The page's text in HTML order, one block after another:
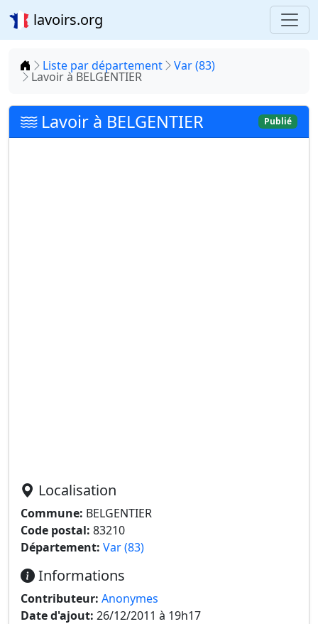
lavoirs.org
Accueil
Liste par département Var (83)
Lavoir à BELGENTIER
Lavoir à BELGENTIER Publié
Localisation
Commune: BELGENTIER
Code postal: 83210
Département: Var (83)
Informations
Contributeur: Anonymes
Date d'ajout: 26/12/2011 à 19h17